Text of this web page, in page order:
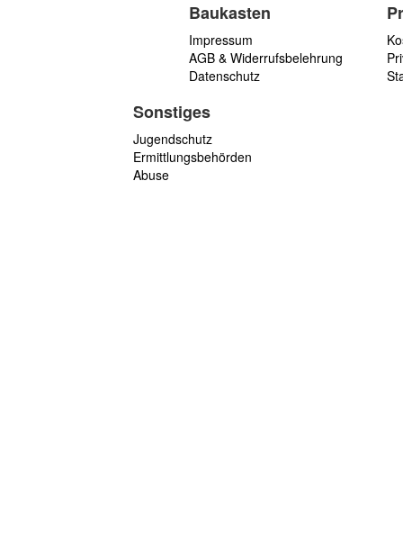
Baukasten
Impressum
AGB & Widerrufsbelehrung
Datenschutz
Sonstiges
Jugendschutz
Ermittlungsbehörden
Abuse